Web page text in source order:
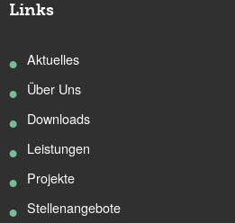
Links
Aktuelles
Über Uns
Downloads
Leistungen
Projekte
Stellenangebote